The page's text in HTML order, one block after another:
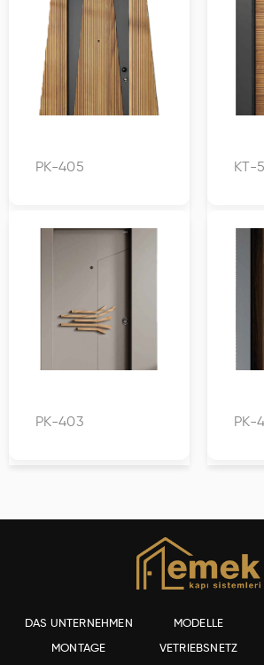
PK-405 KT-
PK-403 PK-
DAS UNTERNEHMEN MODELLE
MONTAGE VETRIEBSNETZ